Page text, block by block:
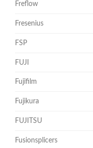
Freflow
Fresenius
FSP
FUJI
Fujifilm
Fujikura
FUJITSU
Fusionsplicers